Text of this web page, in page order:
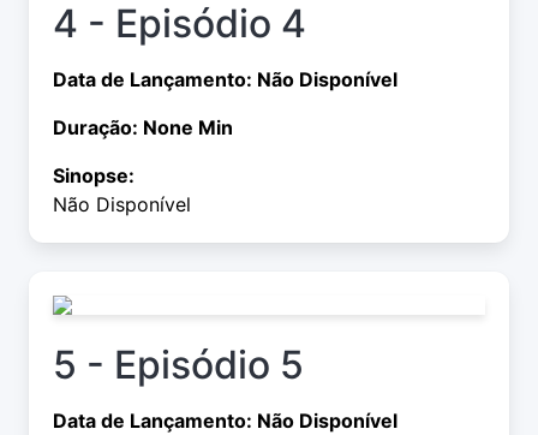
4 - Episódio 4
Data de Lançamento: Não Disponível
Duração: None Min
Sinopse:
Não Disponível
5 - Episódio 5
Data de Lançamento: Não Disponível